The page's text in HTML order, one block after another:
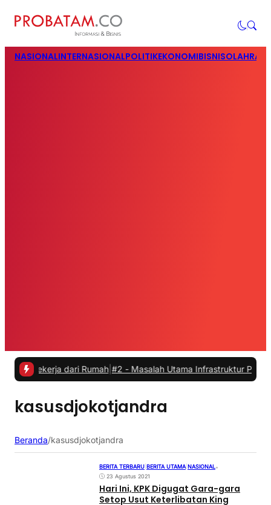
NASIONALINTERNASIONALPOLITIKEKONOMIBISNIS
dari Rumah| #2 -Masalah Utama Infrastruktur Pengisian
kasusdjokotjandra
Beranda/kasusdjokotjandra
BERITA TERBARU BERITA UTAMA NASIONAL•
23 Agustus 2021
Hari Ini, KPK Digugat Gara-gara
Setop Usut Keterlibatan King